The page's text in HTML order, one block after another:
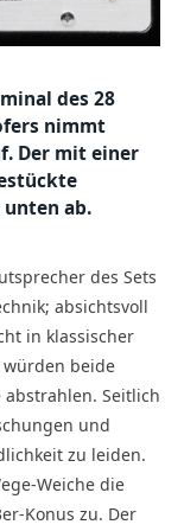
des 28
nimmt
Der mit einer
ab.
des Sets
absichtsvoll
in klassischer
würden beide
Seitlich
und
zu leiden.
Weiche die
Konus zu. Der